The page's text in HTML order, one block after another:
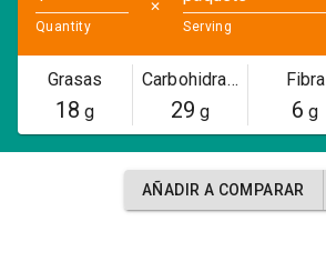
Quantity
✕
Serving
Grasas
18 g
Carbohidratos
29 g
Fibra
6 g
AÑADIR A COMPARAR